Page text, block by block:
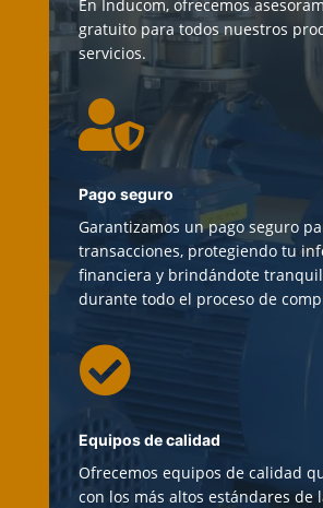
En Inducom, ofrecemos
gratuito para todos nuestros
servicios.

Pago seguro
Garantizamos un pago seguro
transacciones, protegiendo tu
financiera y brindándote
durante todo el proceso de

Equipos de calidad
Ofrecemos equipos de calidad
con los más altos estándares de